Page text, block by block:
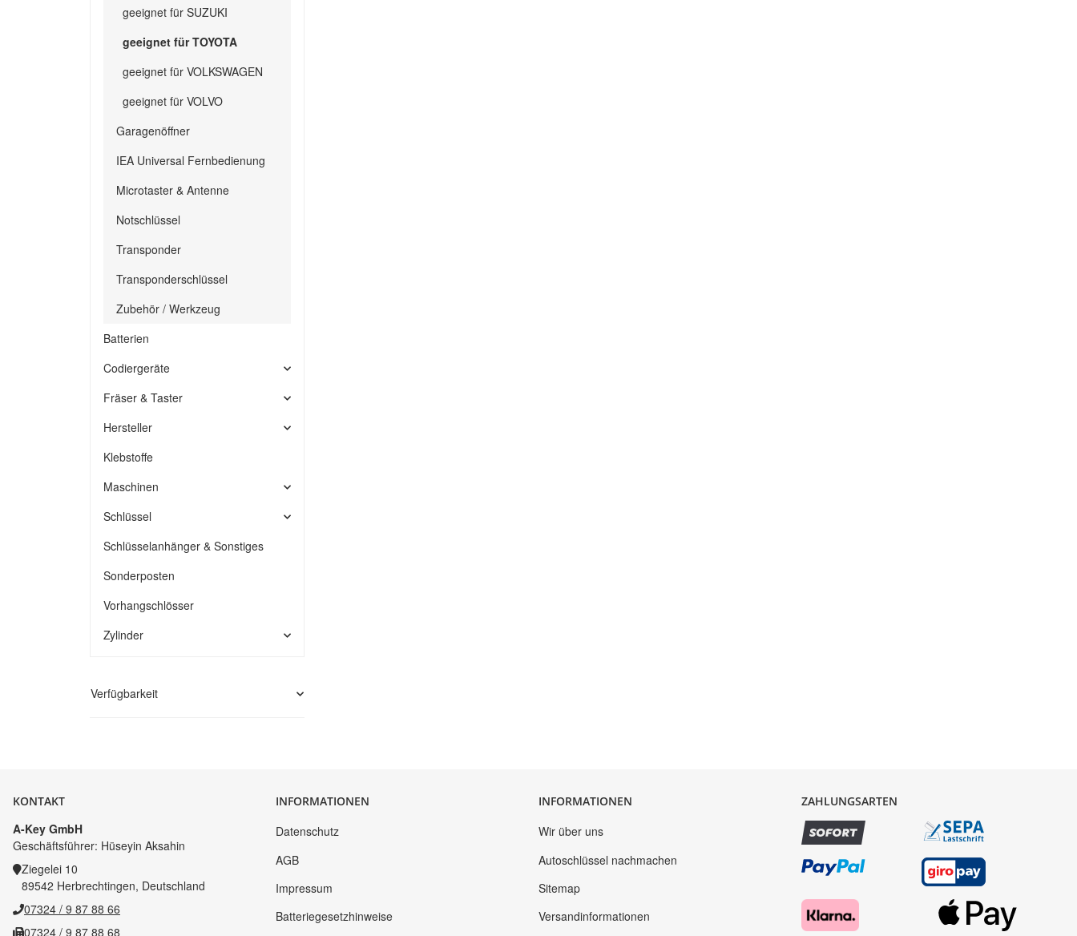
geeignet für SUZUKI
geeignet für TOYOTA
geeignet für VOLKSWAGEN
geeignet für VOLVO
Garagenöffner
IEA Universal Fernbedienung
Microtaster & Antenne
Notschlüssel
Transponder
Transponderschlüssel
Zubehör / Werkzeug
Batterien
Codiergeräte
Fräser & Taster
Hersteller
Klebstoffe
Maschinen
Schlüssel
Schlüsselanhänger & Sonstiges
Sonderposten
Vorhangschlösser
Zylinder
Verfügbarkeit
KONTAKT
A-Key GmbH
Geschäftsführer: Hüseyin Aksahin
Ziegelei 10
89542 Herbrechtingen, Deutschland
07324 / 9 87 88 66
07324 / 9 87 88 68
INFORMATIONEN
Datenschutz
AGB
Impressum
Batteriegesetzhinweise
INFORMATIONEN
Wir über uns
Autoschlüssel nachmachen
Sitemap
Versandinformationen
ZAHLUNGSARTEN